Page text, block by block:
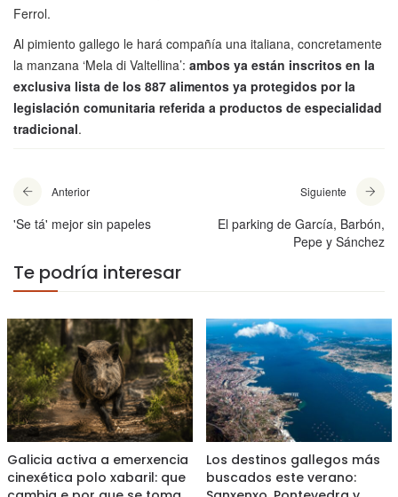
Ferrol.
Al pimiento gallego le hará compañía una italiana, concretamente
la manzana ‘Mela di Valtellina’: ambos ya están inscritos en la
exclusiva lista de los 887 alimentos ya protegidos por la
legislación comunitaria referida a productos de especialidad
tradicional.
Anterior
'Se tá' mejor sin papeles
Siguiente
El parking de García, Barbón,
Pepe y Sánchez
Te podría interesar
Galicia activa a emerxencia
cinexética polo xabaril: que
Los destinos gallegos más
buscados este verano: